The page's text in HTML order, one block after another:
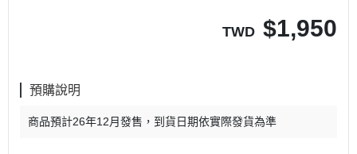
TWD $1,950
預購說明
商品預計26年12月發售，到貨日期依實際發貨為準